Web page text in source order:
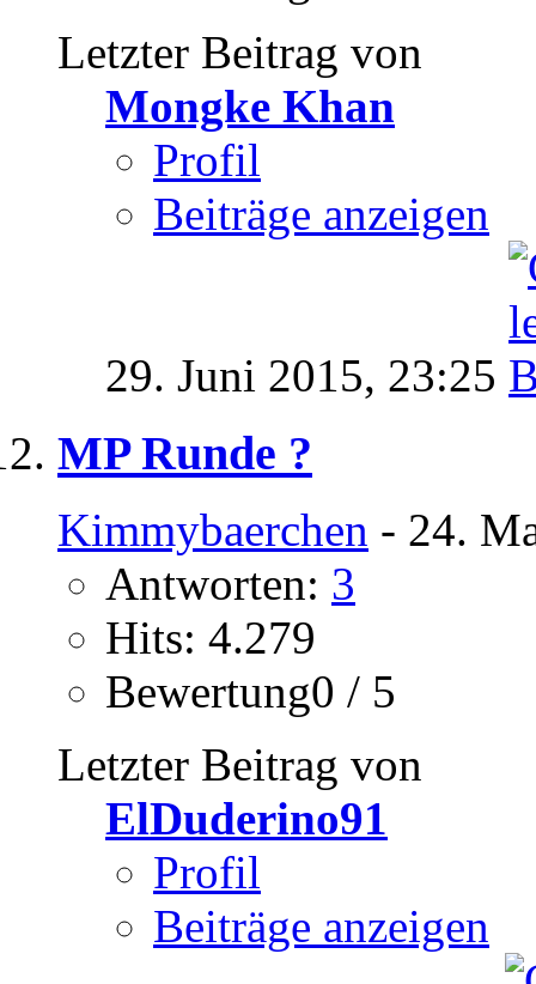
Letzter Beitrag von
Mongke Khan
Profil
Beiträge anzeigen
29. Juni 2015, 23:25
MP Runde ?
Kimmybaerchen - 24.
Antworten: 3
Hits: 4.279
Bewertung0 / 5
Letzter Beitrag von
ElDuderino91
Profil
Beiträge anzeigen